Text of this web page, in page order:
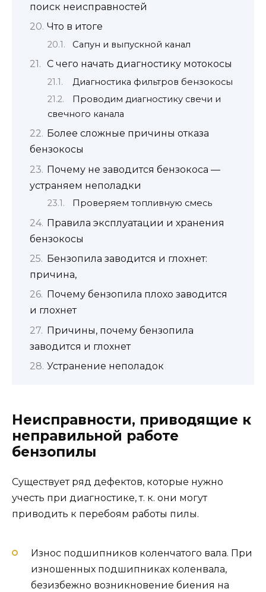
поиск неисправностей
Что в итоге
Сапун и выпускной канал
С чего начать диагностику мотокосы
Диагностика фильтров бензокосы
Проводим диагностику свечи и
свечного канала
Более сложные причины отказа
бензокосы
Почему не заводится бензокоса —
устраняем неполадки
Проверяем топливную смесь
Правила эксплуатации и хранения
бензокосы
Бензопила заводится и глохнет:
причина,
Почему бензопила плохо заводится
и глохнет
Причины, почему бензопила
заводится и глохнет
Устранение неполадок
Неисправности, приводящие к
неправильной работе
бензопилы
Существует ряд дефектов, которые нужно
учесть при диагностике, т. к. они могут
приводить к перебоям работы пилы.
Износ подшипников коленчатого вала. При
изношенных подшипниках коленвала,
безизбежно возникновение биения на